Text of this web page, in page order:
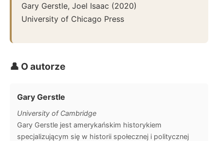
Gary Gerstle, Joel Isaac (2020)
University of Chicago Press
👤 O autorze
Gary Gerstle
University of Cambridge
Gary Gerstle jest amerykańskim historykiem
specjalizującym się w historii społecznej i politycznej